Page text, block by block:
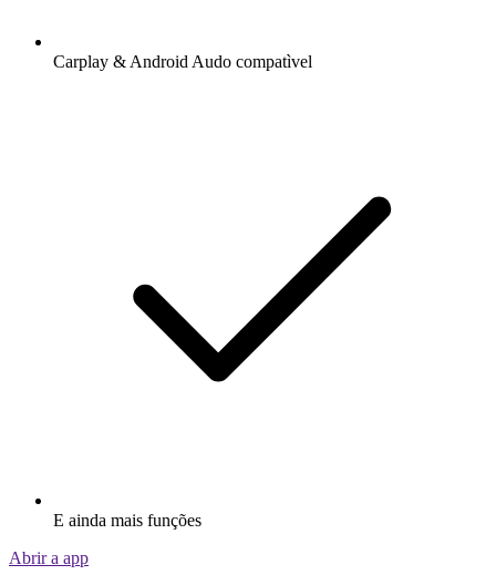
Carplay & Android Audo compatìvel
E ainda mais funções
Abrir a app